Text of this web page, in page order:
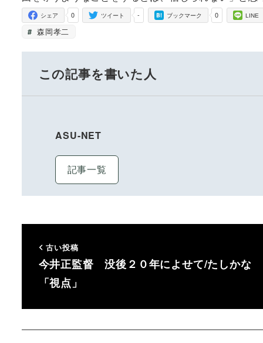
0
シェア -
ツイート 0
ブックマーク LINE
森岡孝二
この記事を書いた人
ASU-NET
記事一覧
古い投稿
今井正監督 没後２０年によせて/たしかな
「視点」